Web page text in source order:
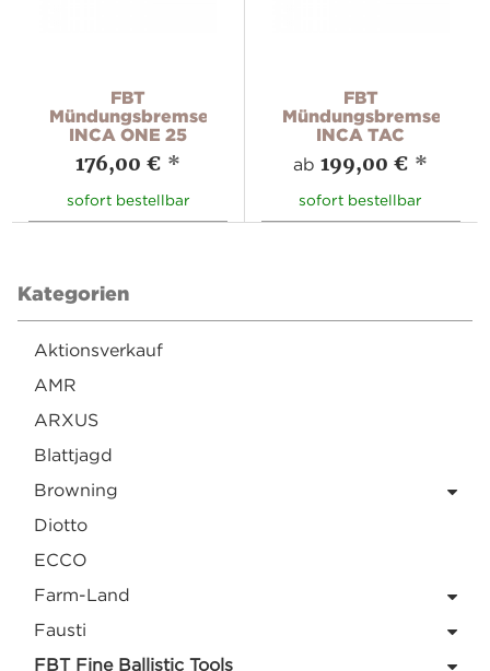
FBT
Mündungsbremse
INCA ONE 25
176,00 € *
sofort bestellbar
FBT
Mündungsbremse
INCA TAC
ab199,00 € *
sofort bestellbar
Kategorien
Aktionsverkauf
AMR
ARXUS
Blattjagd
Browning
Diotto
ECCO
Farm-Land
Fausti
FBT Fine Ballistic Tools